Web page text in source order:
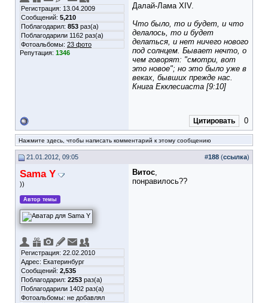
Регистрация: 13.04.2009
Сообщений: 5,210
Поблагодарил: 853 раз(а)
Поблагодарили 1162 раз(а)
Фотоальбомы: 23 фото
Репутация: 1346
Далай-Лама XIV.
Что было, то и будет, и что
делалось, то и будет
делаться, и нет ничего нового
под солнцем. Бывает нечто, о
чем говорят: "смотри, вот
это новое"; но это было уже в
веках, бывших прежде нас.
Книга Екклесиаста [9:10]
Цитировать 0
Нажмите здесь, чтобы написать комментарий к этому сообщению
21.01.2012, 09:05 #188 (ссылка)
Sama Y
))
Автор темы
Регистрация: 22.02.2010
Адрес: Екатеринбург
Сообщений: 2,535
Поблагодарил: 2253 раз(а)
Поблагодарили 1402 раз(а)
Фотоальбомы: не добавлял
Витос,
понравилось??